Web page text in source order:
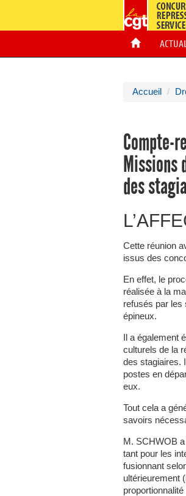
Accueil
Compte-
Missions
des
Cette réunion
issus des
En effet, le
réalisée à la
refusés par les
épineux.
Il a également
culturels de la
des stagiaires.
postes en
eux.
Tout cela a
savoirs
M. SCHWOB
tant pour les
fusionnant
ultérieurement